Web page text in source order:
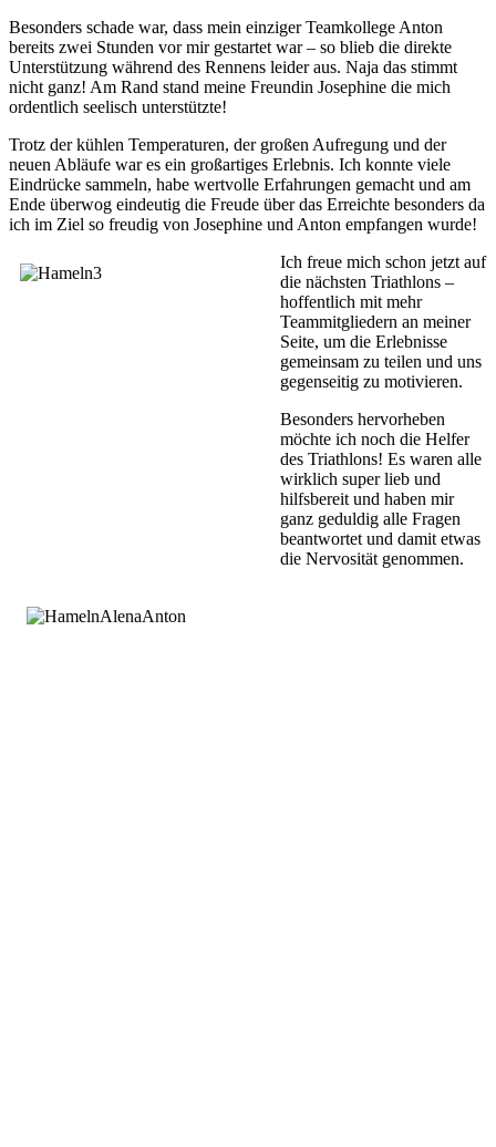
Besonders schade war, dass mein einziger Teamkollege Anton
bereits zwei Stunden vor mir gestartet war – so blieb die direkte
Unterstützung während des Rennens leider aus. Naja das stimmt
nicht ganz! Am Rand stand meine Freundin Josephine die mich
ordentlich seelisch unterstützte!
Trotz der kühlen Temperaturen, der großen Aufregung und der
neuen Abläufe war es ein großartiges Erlebnis. Ich konnte viele
Eindrücke sammeln, habe wertvolle Erfahrungen gemacht und am
Ende überwog eindeutig die Freude über das Erreichte besonders da
ich im Ziel so freudig von Josephine und Anton empfangen wurde!
Ich freue mich schon jetzt auf
die nächsten Triathlons –
hoffentlich mit mehr
Teammitgliedern an meiner
Seite, um die Erlebnisse
gemeinsam zu teilen und uns
gegenseitig zu motivieren.
Besonders hervorheben
möchte ich noch die Helfer
des Triathlons! Es waren alle
wirklich super lieb und
hilfsbereit und haben mir
ganz geduldig alle Fragen
beantwortet und damit etwas
die Nervosität genommen.